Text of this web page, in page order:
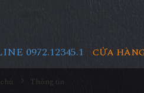
CỬA
0972.12345.1
Thông tin